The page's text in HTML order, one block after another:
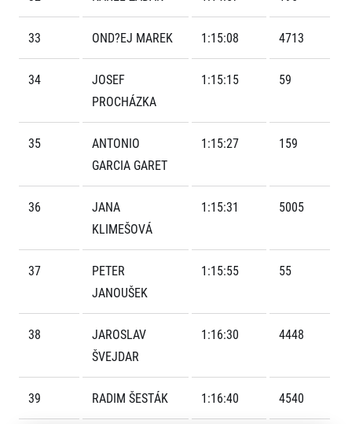
Mobilní aplikace RunCzech
Oznámení fúze
Dobrovolníci
Dárkové poukazy
Šablony k dárkovému poukazu ke stažení
Aktuality
Tiskové zprávy
RunCzech
All Runners Are Beautiful
RunCzech Racing
Ekofilozofie
Running Mall
Kalendář
Individuální trénink
Masáže
Titulární partneři
33 OND?EJ MAREK 1:15:08 4713
34
JOSEF
PROCHÁZKA
1:15:15 59
35
ANTONIO
GARCIA GARET
1:15:27 159
36
JANA
KLIMEŠOVÁ
1:15:31 5005
37
PETER
JANOUŠEK
1:15:55 55
38
JAROSLAV
ŠVEJDAR
1:16:30 4448
39 RADIM ŠESTÁK 1:16:40 4540